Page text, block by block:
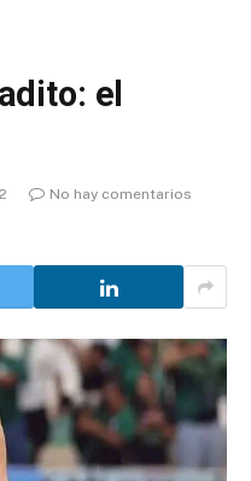
el
No hay comentarios